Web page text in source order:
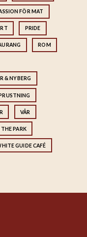
FÖR MAT
PRIDE
ROM
& NYBERG
VÅR
PARK
GUIDE CAFÉ